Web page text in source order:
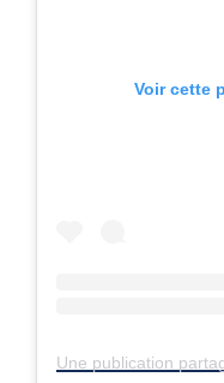
Voir cette